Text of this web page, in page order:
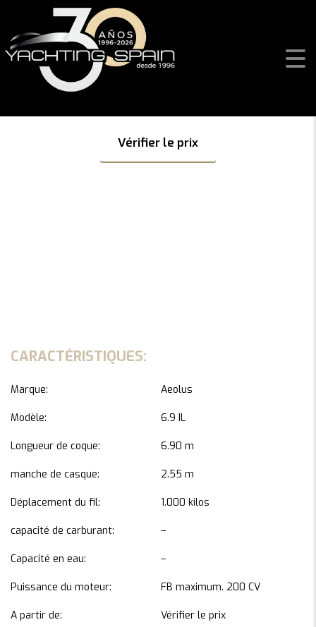
6.9 IL
Profitez de nos offres sur toute la gamme EOLO pour
Vérifier le prix
CARACTÉRISTIQUES:
Marque: Aeolus
Modèle: 6.9 IL
Longueur de coque: 6.90 m
manche de casque: 2.55 m
Déplacement du fil: 1.000 kilos
capacité de carburant: –
Capacité en eau: –
Puissance du moteur: FB maximum. 200 CV
A partir de: Vérifier le prix